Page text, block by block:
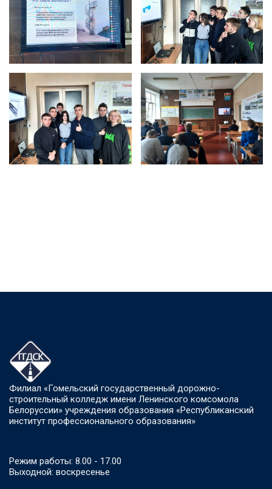
Филиал «Гомельский государственный дорожно-
строительный колледж имени Ленинского комсомола
Белоруссии» учреждения образования «Республиканский
институт профессионального образования»
Режим работы: 8.00 - 17.00
Выходной: воскресенье